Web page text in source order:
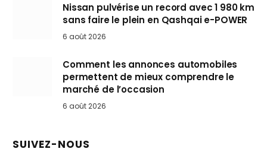
Nissan pulvérise un record avec 1 980 km
sans faire le plein en Qashqai e-POWER
6 août 2026
Comment les annonces automobiles
permettent de mieux comprendre le
marché de l’occasion
6 août 2026
SUIVEZ-NOUS